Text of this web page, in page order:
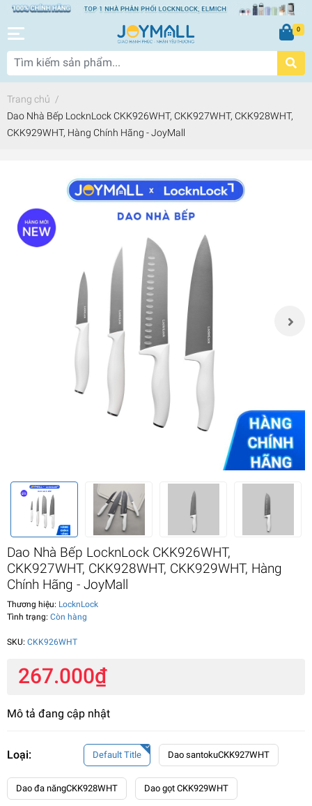
0
Trang chủ /
Dao Nhà Bếp LocknLock CKK926WHT, CKK927WHT, CKK928WHT,
CKK929WHT, Hàng Chính Hãng - JoyMall
Dao Nhà Bếp LocknLock CKK926WHT,
CKK927WHT, CKK928WHT, CKK929WHT, Hàng
Chính Hãng - JoyMall
Thương hiệu: LocknLock
Tình trạng: Còn hàng
SKU: CKK926WHT
267.000₫
Mô tả đang cập nhật
Loại: Default Title Dao santokuCKK927WHT
Dao đa năngCKK928WHT Dao gọt CKK929WHT